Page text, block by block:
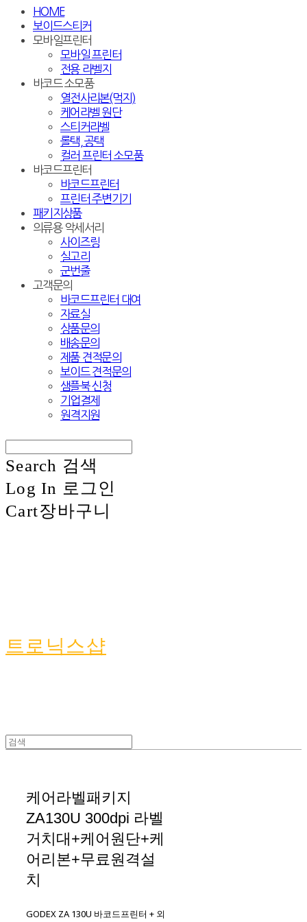
HOME
보이드스티커
모바일프린터
모바일 프린터
전용 라벨지
바코드 소모품
열전사리본(먹지)
케어라벨 원단
스티커라벨
롤택, 공택
컬러 프린터 소모품
바코드프린터
바코드프린터
프린터 주변기기
패키지상품
의류용 악세서리
사이즈링
실고리
군번줄
고객문의
바코드프린터 대여
자료실
상품문의
배송문의
제품 견적문의
보이드 견적문의
샘플북 신청
기업결제
원격지원
Search 검색
Log In 로그인
Cart장바구니
트로닉스샵
케어라벨패키지
ZA130U 300dpi 라벨
거치대+케어원단+케
어리본+무료원격설
치
GODEX ZA 130U 바코드프린터 + 외